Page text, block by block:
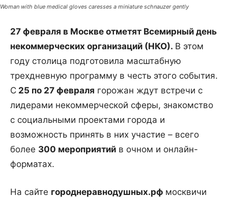
Woman with blue medical gloves caresses a miniature schnauzer gently
27 февраля в Москве отметят Всемирный день
некоммерческих организаций (НКО). В этом
году столица подготовила масштабную
трехдневную программу в честь этого события.
С 25 по 27 февраля горожан ждут встречи с
лидерами некоммерческой сферы, знакомство
с социальными проектами города и
возможность принять в них участие – всего
более 300 мероприятий в очном и онлайн-
форматах.
На сайте городнеравнодушных.рф москвичи